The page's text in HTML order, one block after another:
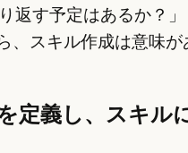
返す予定はあるか？
、スキル作成は意味
定義し、スキル